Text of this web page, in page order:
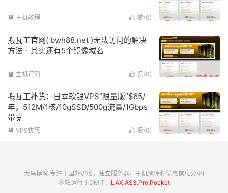
 赞(0)
 主机教程
搬瓦工官网( bwh88.net )无法访问的解决
方法 - 其实还有5个镜像域名
 赞(0)
 主机评测
搬瓦工补货：日本软银VPS“限量版”$65/
年，512M/1核/10gSSD/500g流量/1Gbps
带宽
 赞(0)
 VPS优惠
大鸟博客:专注于国外VPS，独立服务器，主机测评和优惠信息分享!
本站运行于DMIT： LAX.AS3.Pro.Pocket